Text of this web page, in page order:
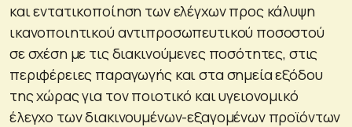
και εντατικοποίηση των ελέγχων προς κάλυψη
ικανοποιητικού αντιπροσωπευτικού ποσοστού
σε σχέση με τις διακινούμενες ποσότητες, στις
περιφέρειες παραγωγής και στα σημεία εξόδου
της χώρας για τον ποιοτικό και υγειονομικό
έλεγχο των διακινουμένων-εξαγομένων προϊόντων